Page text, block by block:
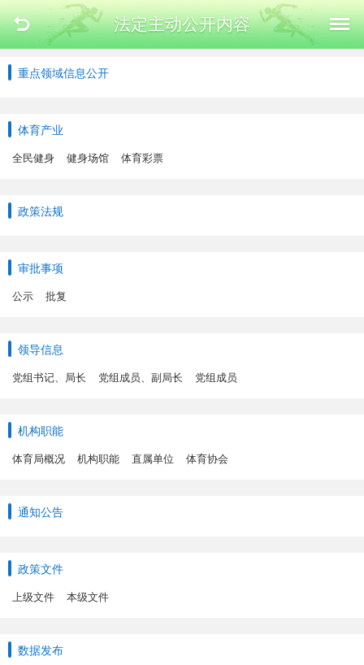
法定主动公开内容
重点领域信息公开
体育产业
全民健身 健身场馆 体育彩票
政策法规
审批事项
公示 批复
领导信息
党组书记、局长 党组成员、副局长 党组成员
机构职能
体育局概况 机构职能 直属单位 体育协会
通知公告
政策文件
上级文件 本级文件
数据发布